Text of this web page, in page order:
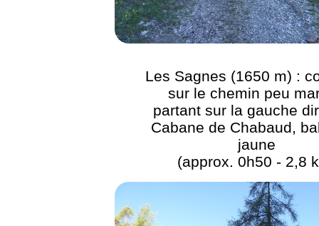
Les Sagnes (1650 m) :
sur le chemin peu
partant sur la gauche
Cabane de Chabaud,
jaune
(approx. 0h50 - 2,8